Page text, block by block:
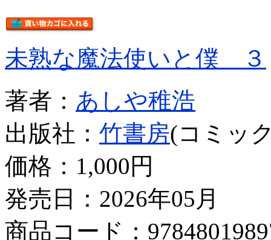
未熟な魔法使いと僕 ３
著者： あしや稚浩
出版社： 竹書房(コミッ
価格： 1,000円
発売日：2026年05月
商品コード：